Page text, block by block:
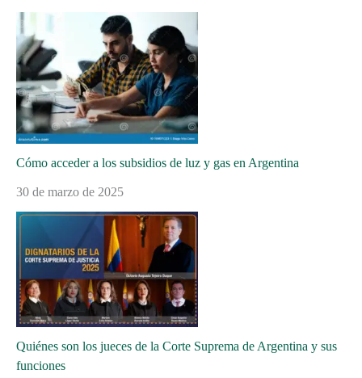
Cómo acceder a los subsidios de luz y gas en Argentina
30 de marzo de 2025
Quiénes son los jueces de la Corte Suprema de Argentina y sus
funciones